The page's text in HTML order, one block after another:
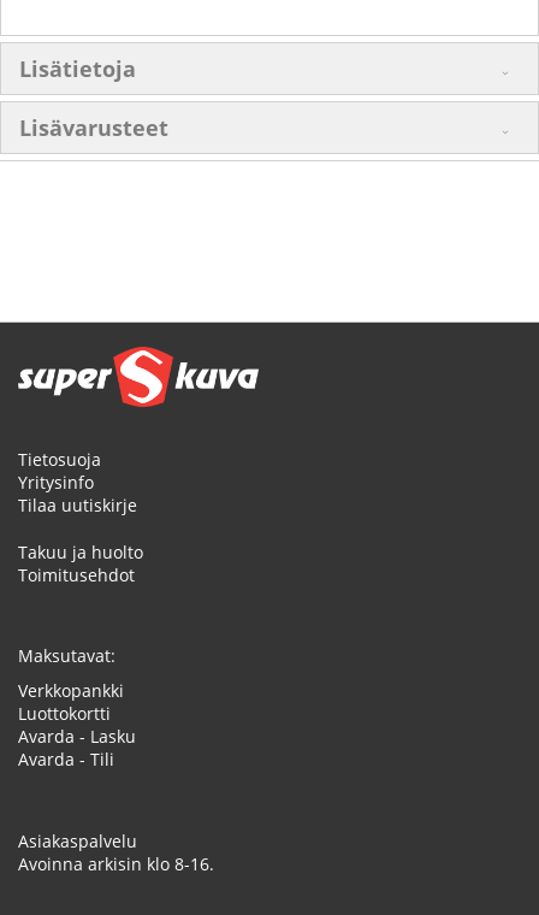
Lisätietoja
Lisävarusteet
Tietosuoja
Yritysinfo
Tilaa uutiskirje
Takuu ja huolto
Toimitusehdot
Maksutavat:
Verkkopankki
Luottokortti
Avarda - Lasku
Avarda - Tili
Asiakaspalvelu
Avoinna arkisin klo 8-16.